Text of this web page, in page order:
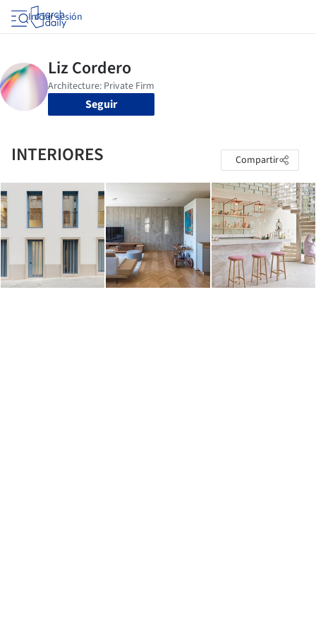
Iniciar sesión
Seguir
INTERIORES Compartir